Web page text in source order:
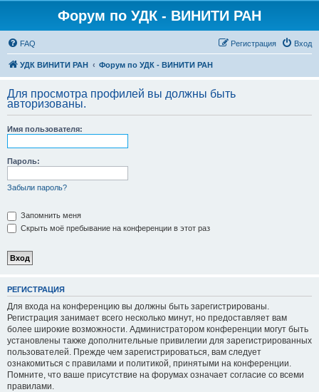
Форум по УДК - ВИНИТИ РАН
FAQ Вход
Регистрация
УДК ВИНИТИ РАН Форум по УДК - ВИНИТИ РАН
Для просмотра профилей вы должны быть
авторизованы.
Имя пользователя:
Пароль:
Забыли пароль?
Запомнить меня
Скрыть моё пребывание на конференции в этот раз
РЕГИСТРАЦИЯ
Для входа на конференцию вы должны быть зарегистрированы.
Регистрация занимает всего несколько минут, но предоставляет вам
более широкие возможности. Администратором конференции могут быть
установлены также дополнительные привилегии для зарегистрированных
пользователей. Прежде чем зарегистрироваться, вам следует
ознакомиться с правилами и политикой, принятыми на конференции.
Помните, что ваше присутствие на форумах означает согласие со всеми
правилами.